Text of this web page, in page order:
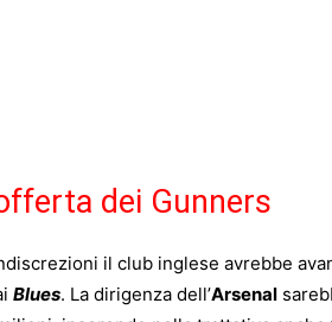
dei Gunners
il club inglese avrebbe
Blues. La dirigenza dell’Arsenal